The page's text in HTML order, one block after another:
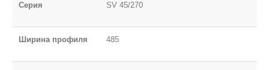
Серия SV 45/270
Ширина профиля 485